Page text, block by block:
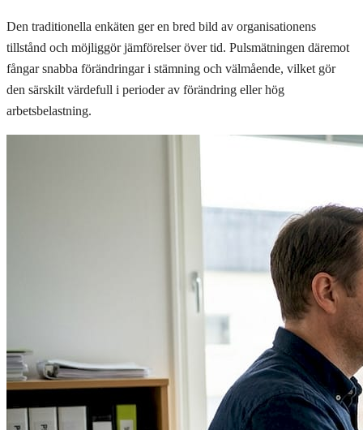
Den traditionella enkäten ger en bred bild av organisationens
tillstånd och möjliggör jämförelser över tid. Pulsmätningen däremot
fångar snabba förändringar i stämning och välmående, vilket gör
den särskilt värdefull i perioder av förändring eller hög
arbetsbelastning.